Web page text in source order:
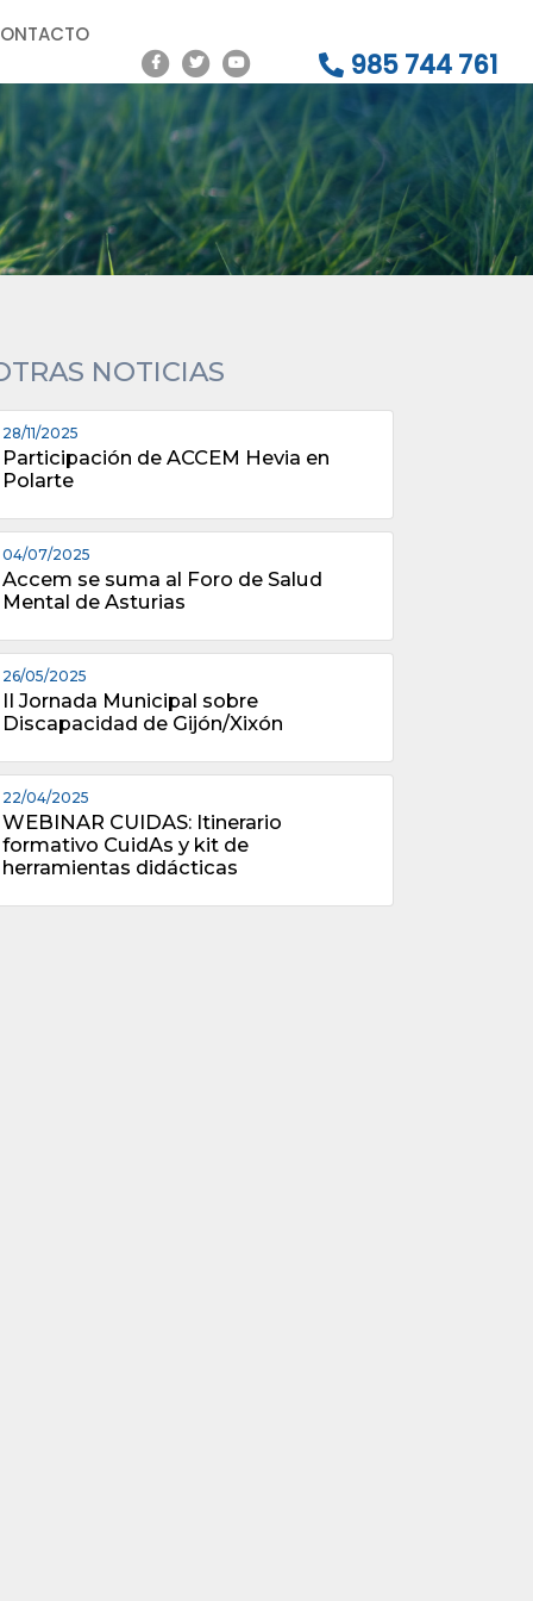
985 744 761
NOTICIAS
28/11/2025
Participación de ACCEM Hevia en
Polarte
04/07/2025
Accem se suma al Foro de Salud
Mental de Asturias
26/05/2025
II Jornada Municipal sobre
Discapacidad de Gijón/Xixón
22/04/2025
WEBINAR CUIDAS: Itinerario
formativo CuidAs y kit de
herramientas didácticas